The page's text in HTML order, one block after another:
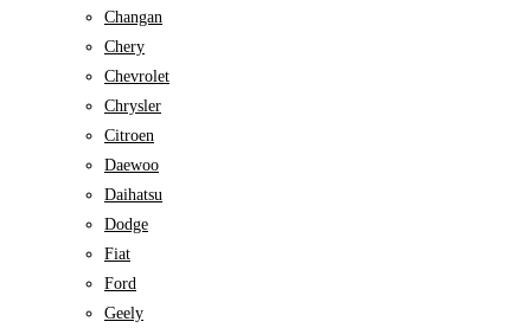
Changan
Chery
Chevrolet
Chrysler
Citroen
Daewoo
Daihatsu
Dodge
Fiat
Ford
Geely